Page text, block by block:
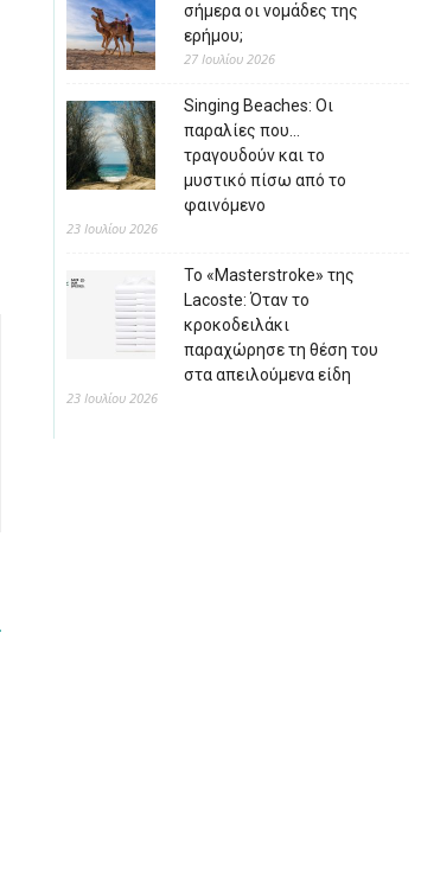
σήμερα οι νομάδες της
ερήμου;
27 Ιουλίου 2026
Singing Beaches: Οι
παραλίες που…
τραγουδούν και το
μυστικό πίσω από το
φαινόμενο
23 Ιουλίου 2026
Το «Masterstroke» της
Lacoste: Όταν το
κροκοδειλάκι
παραχώρησε τη θέση του
στα απειλούμενα είδη
23 Ιουλίου 2026